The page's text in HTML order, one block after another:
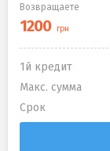
Возвращаете
1й кредит
Макс. сумма
Срок